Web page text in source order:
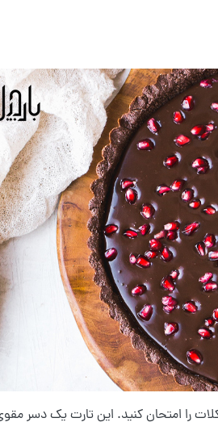
را امتحان کنید. این تارت یک دسر